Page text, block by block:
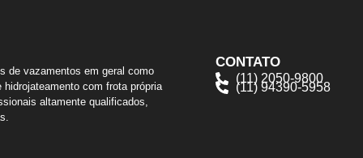
de vazamentos em geral como
com frota própria
altamente qualificados,
CONTATO
(11) 2050-9800
(11) 94390-5958